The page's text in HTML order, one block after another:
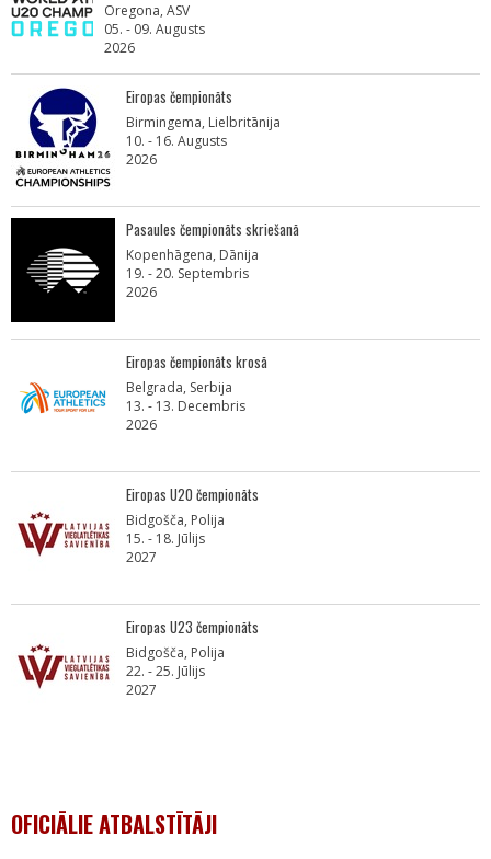
Oregona, ASV
05. - 09. Augusts
2026
Eiropas čempionāts
Birmingema, Lielbritānija
10. - 16. Augusts
2026
Pasaules čempionāts skriešanā
Kopenhāgena, Dānija
19. - 20. Septembris
2026
Eiropas čempionāts krosā
Belgrada, Serbija
13. - 13. Decembris
2026
Eiropas U20 čempionāts
Bidgošča, Polija
15. - 18. Jūlijs
2027
Eiropas U23 čempionāts
Bidgošča, Polija
22. - 25. Jūlijs
2027
OFICIĀLIE ATBALSTĪTĀJI